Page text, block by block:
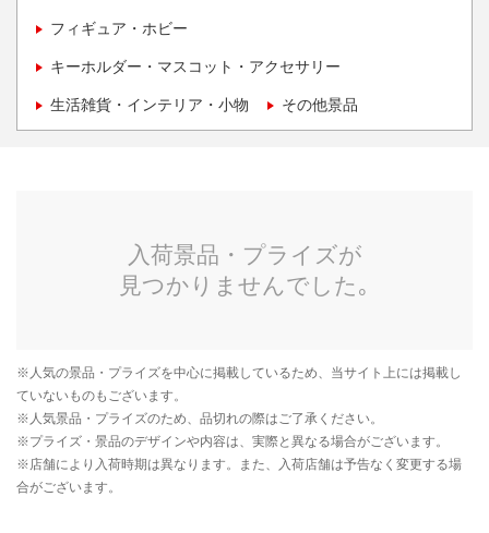
フィギュア・ホビー
キーホルダー・マスコット・アクセサリー
生活雑貨・インテリア・小物 その他景品